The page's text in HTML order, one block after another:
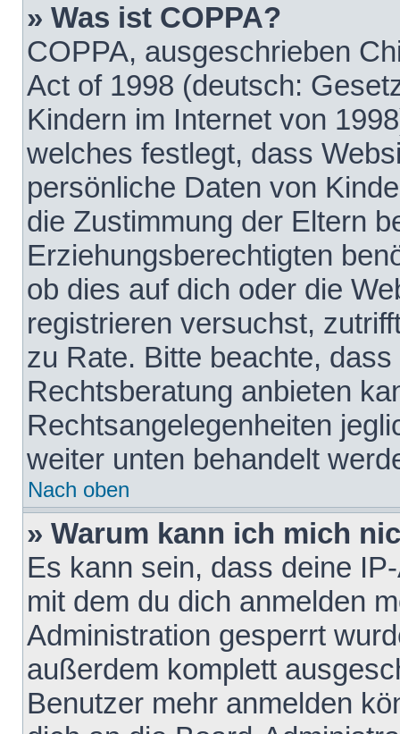
» Was ist COPPA?
COPPA, ausgeschrieben
Act of 1998 (deutsch:
Kindern im Internet von
welches festlegt, dass
persönliche Daten von
die Zustimmung der Eltern
Erziehungsberechtigten
ob dies auf dich oder die
registrieren versuchst,
zu Rate. Bitte beachte,
Rechtsberatung anbieten
Rechtsangelegenheiten
weiter unten behandelt
Nach oben
» Warum kann ich mich
Es kann sein, dass deine
mit dem du dich anmelden
Administration gesperrt
außerdem komplett
Benutzer mehr anmelden